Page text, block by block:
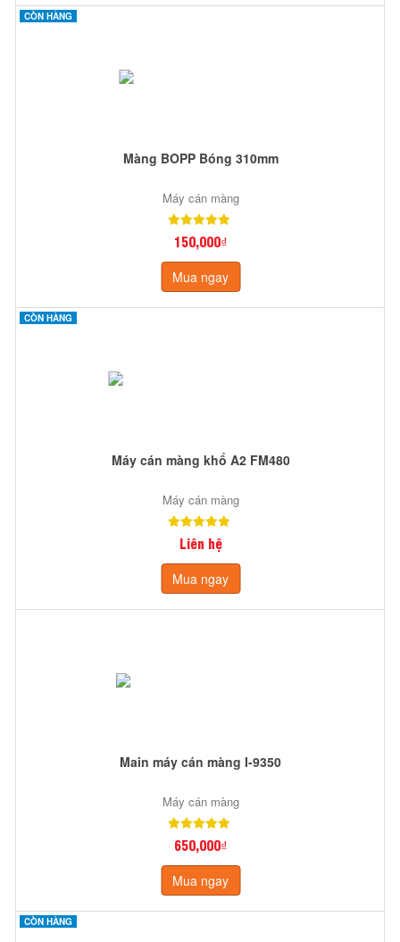
CÒN HÀNG
Màng BOPP Bóng 310mm
Máy cán màng
150,000₫
Mua ngay
CÒN HÀNG
Máy cán màng khổ A2 FM480
Máy cán màng
Liên hệ
Mua ngay
Main máy cán màng I-9350
Máy cán màng
650,000₫
Mua ngay
CÒN HÀNG